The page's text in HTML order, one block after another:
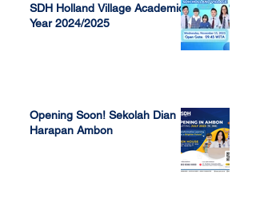
SDH Holland Village Academic
Year 2024/2025
Opening Soon! Sekolah Dian
Harapan Ambon